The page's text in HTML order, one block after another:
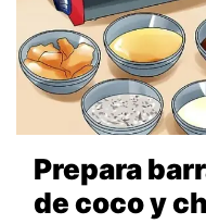
Prepara
de coco y